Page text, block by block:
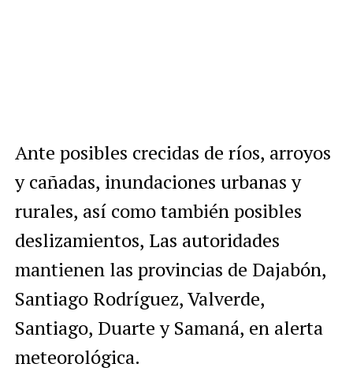
Ante posibles crecidas de ríos, arroyos
y cañadas, inundaciones urbanas y
rurales, así como también posibles
deslizamientos, Las autoridades
mantienen las provincias de Dajabón,
Santiago Rodríguez, Valverde,
Santiago, Duarte y Samaná, en alerta
meteorológica.